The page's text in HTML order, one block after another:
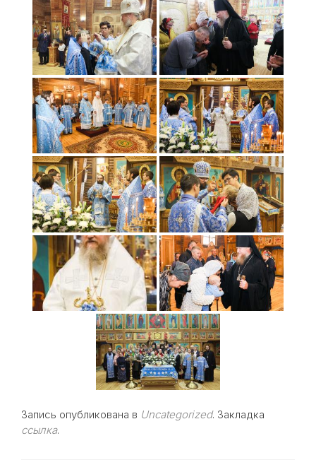
Запись опубликована в Uncategorized. Закладка
ссылка.